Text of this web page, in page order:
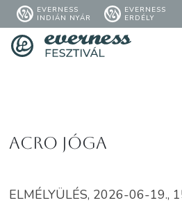
EVERNESS
INDIÁN NYÁR
EVERNESS
ERDÉLY
Acro Jóga
ELMÉLYÜLÉS, 2026-06-19.,